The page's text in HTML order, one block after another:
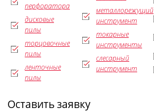
перфоратора
дисковые
пилы
торцовочные
пилы
ленточные
пилы
металлорежущий
инструмент
токарные
инструменты
слесарный
инструмент
Оставить заявку